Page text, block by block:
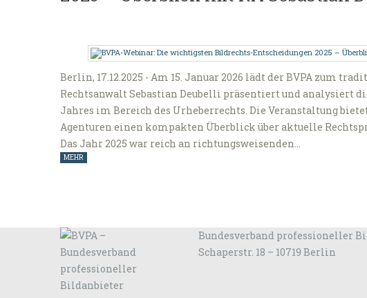
Berlin, 17.12.2025 - Am 15. Januar 2026 lädt der BVPA zum
Rechtsanwalt Sebastian Deubelli präsentiert und analysiert
Jahres im Bereich des Urheberrechts. Die Veranstaltung
Agenturen einen kompakten Überblick über aktuelle
Das Jahr 2025 war reich an richtungsweisenden…
MEHR
Bundesverband professioneller
Schaperstr. 18 – 10719 Berlin